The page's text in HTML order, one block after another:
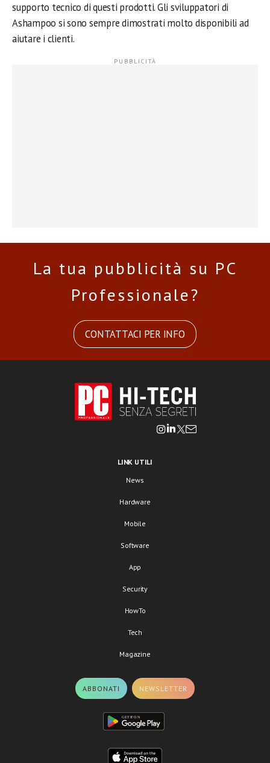
supporto tecnico di questi prodotti. Gli sviluppatori di
Ashampoo si sono sempre dimostrati molto disponibili ad
aiutare i clienti.
La tua pubblicità su PC
Professionale?
CONTATTACI PER INFO
LINK UTILI
News
Hardware
Mobile
Software
App
Security
HowTo
Tech
Magazine
ABBONATI NEWSLETTER